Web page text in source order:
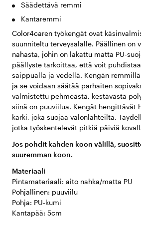
Säädettävä remmi
Kantaremmi
Color4caren työkengät ovat
suunniteltu terveysalalle. Päällinen on
nahasta, johin on lakattu matta PU-
päällyste tarkoittaa, että voit
saippualla ja vedellä. Kengän
ja se voidaan säätää parhaiten
valmistettu pehmeästä, kestävästä
siinä on puuviilua. Kengät hengittävät
kärki, joka suojaa valonlähteiltä.
jotka työskentelevät pitkiä päiviä
Jos pohdit kahden koon välillä,
suuremman koon.
Materiaali
Pintamateriaali: aito nahka/matta PU
Pohjallinen: puuviilu
Pohja: PU-kumi
Kantapää: 5cm